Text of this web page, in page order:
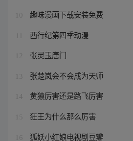
10 趣味漫画下载安装免费
西行纪第四季动漫
12 张灵玉唐门
13 张楚岚会不会成为天师
14 黄猿厉害还是路飞厉害
15 狂王为什么那么厉害
16 狐妖小红娘电视剧豆瓣